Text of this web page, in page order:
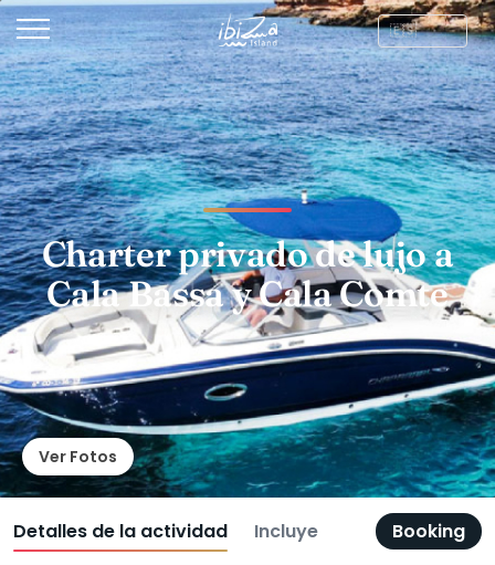
Charter privado de lujo a
Cala Bassa y Cala Comte
Ver Fotos
Detalles de la actividad Incluye Booking